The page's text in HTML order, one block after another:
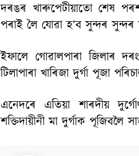
দৰঙৰ খাৰুপেটীয়াতো শেষ
পৰাই লৈ যোৱা হ’ব সুন্দৰ সুন্দৰ
ইফালে গোৱালপাৰা জিলাৰ
টিলাপাৰা খাৰিজা দুৰ্গা পূজা
এনেদৰে এতিয়া শাৰদীয়
শক্তিদায়ীনী মা দুৰ্গাক পূজিবলৈ